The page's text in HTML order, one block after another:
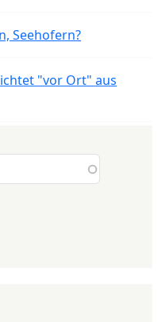
Seehofern?
"vor Ort" aus